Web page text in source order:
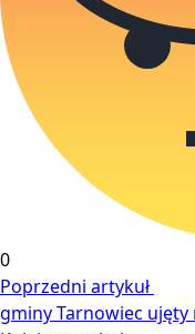
0
Poprzedni artykuł
gminy Tarnowiec ujęty